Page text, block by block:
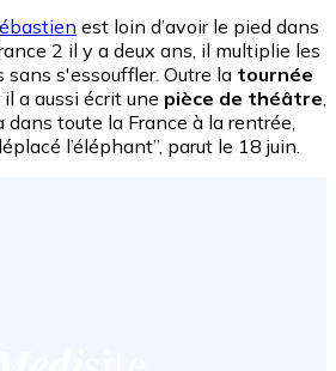
est loin d’avoir le pied dans
2 il y a deux ans, il multiplie les
s'essouffler. Outre la tournée
il a aussi écrit une pièce de théâtre
dans toute la France à la rentrée,
déplacé l’éléphant”, parut le 18 juin.